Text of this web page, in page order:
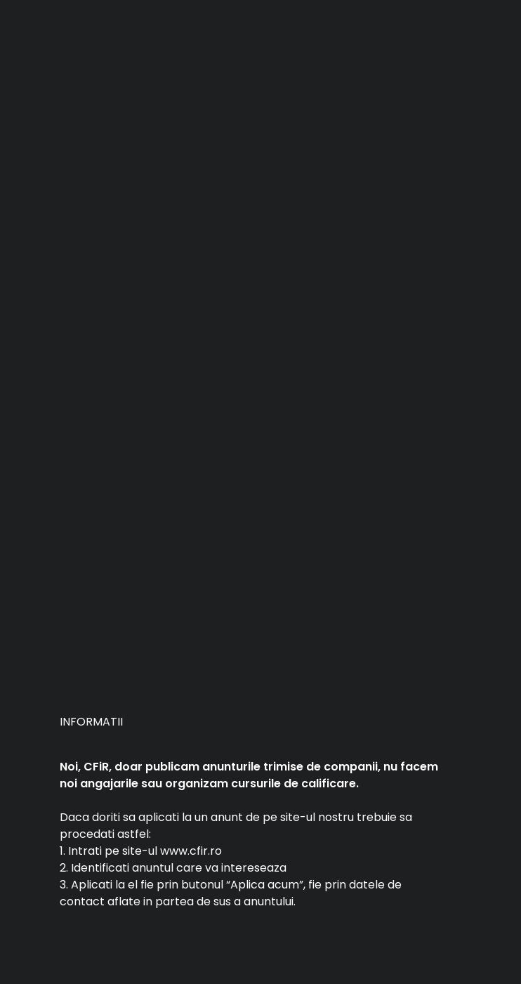
INFORMATII
Noi, CFiR, doar publicam anunturile trimise de companii, nu facem
noi angajarile sau organizam cursurile de calificare.
Daca doriti sa aplicati la un anunt de pe site-ul nostru trebuie sa
procedati astfel:
1. Intrati pe site-ul www.cfir.ro
2. Identificati anuntul care va intereseaza
3. Aplicati la el fie prin butonul “Aplica acum”, fie prin datele de
contact aflate in partea de sus a anuntului.